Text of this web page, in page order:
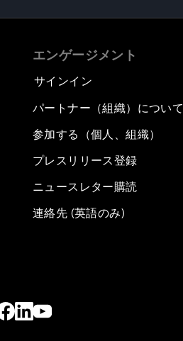
エンゲージメント
サインイン
パートナー（組織）について
参加する（個人、組織）
プレスリリース登録
ニュースレター購読
連絡先 (英語のみ)